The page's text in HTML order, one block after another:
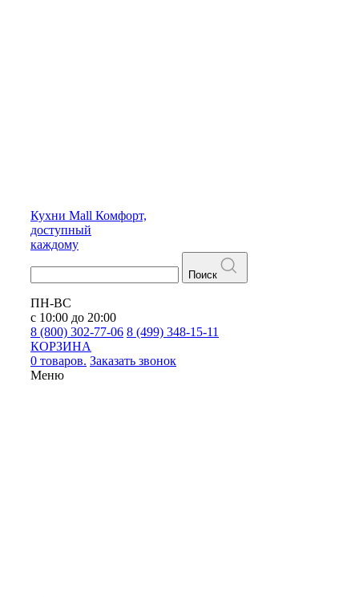
Кухни Mall Комфорт,
доступный
каждому
Поиск
ПН-ВС
с 10:00 до 20:00
8 (800) 302-77-06 8 (499) 348-15-11
КОРЗИНА
0 товаров. Заказать звонок
Меню